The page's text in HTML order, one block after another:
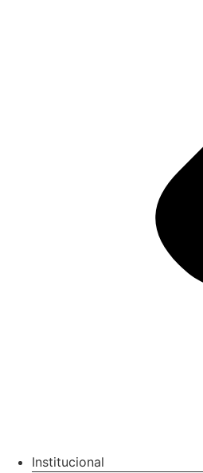
Institucional